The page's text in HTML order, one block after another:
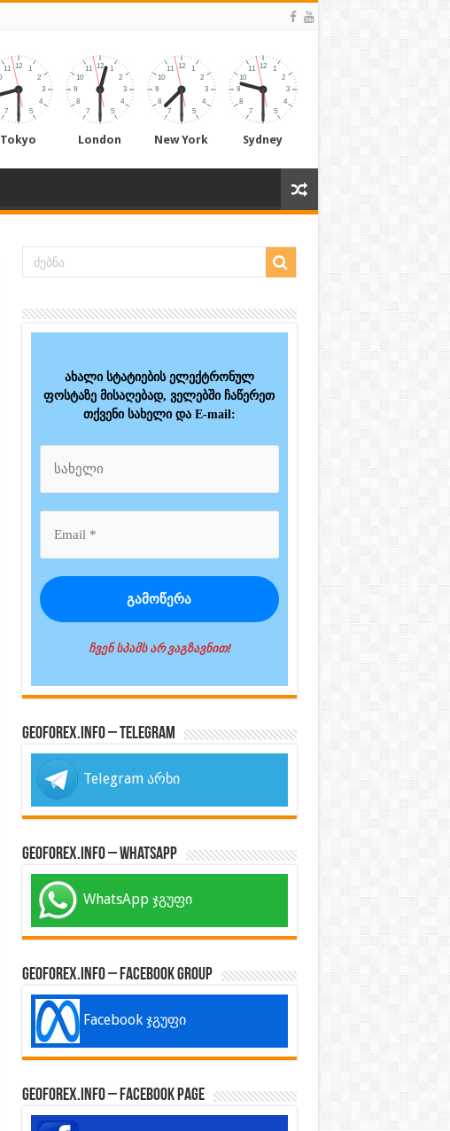
Tokyo London New York Sydney
ახალი სტატიების ელექტრონულ
ფოსტაზე მისაღებად, ველებში ჩაწერეთ
თქვენი სახელი და E-mail:
ჩვენ სპამს არ ვაგზავნით!
GeoForex.info – Telegram
Telegram არხი
GeoForex.info – WhatsApp
WhatsApp ჯგუფი
GeoForex.info – Facebook Group
Facebook ჯგუფი
GeoForex.info – Facebook Page